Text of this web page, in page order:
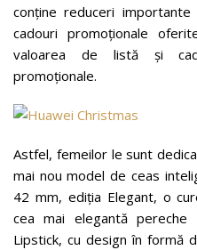
conține reduceri
cadouri promoționale
valoarea de listă și
promoționale.
Astfel, femeilor le sunt
mai nou model de ceas
42 mm, ediția Elegant, o
cea mai elegantă pereche
Lipstick, cu design în formă